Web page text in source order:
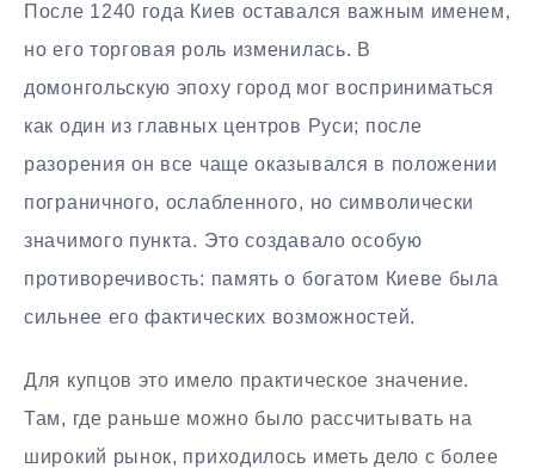
После 1240 года Киев оставался важным именем,
но его торговая роль изменилась. В
домонгольскую эпоху город мог восприниматься
как один из главных центров Руси; после
разорения он все чаще оказывался в положении
пограничного, ослабленного, но символически
значимого пункта. Это создавало особую
противоречивость: память о богатом Киеве была
сильнее его фактических возможностей.
Для купцов это имело практическое значение.
Там, где раньше можно было рассчитывать на
широкий рынок, приходилось иметь дело с более